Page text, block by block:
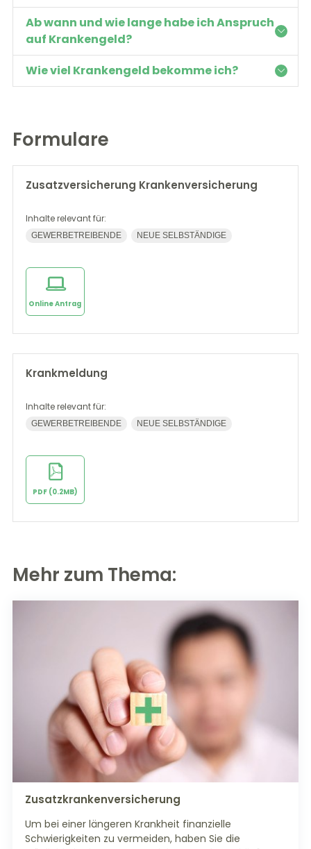
Ab wann und wie lange habe ich Anspruch
auf Krankengeld?
Wie viel Krankengeld bekomme ich?
Formulare
Zusatzversicherung Krankenversicherung
Inhalte relevant für:
GEWERBETREIBENDE NEUE SELBSTÄNDIGE
Online Antrag
Krankmeldung
Inhalte relevant für:
GEWERBETREIBENDE NEUE SELBSTÄNDIGE
PDF (0.2MB)
Mehr zum Thema:
Zusatzkrankenversicherung
Um bei einer längeren Krankheit finanzielle
Schwierigkeiten zu vermeiden, haben Sie die